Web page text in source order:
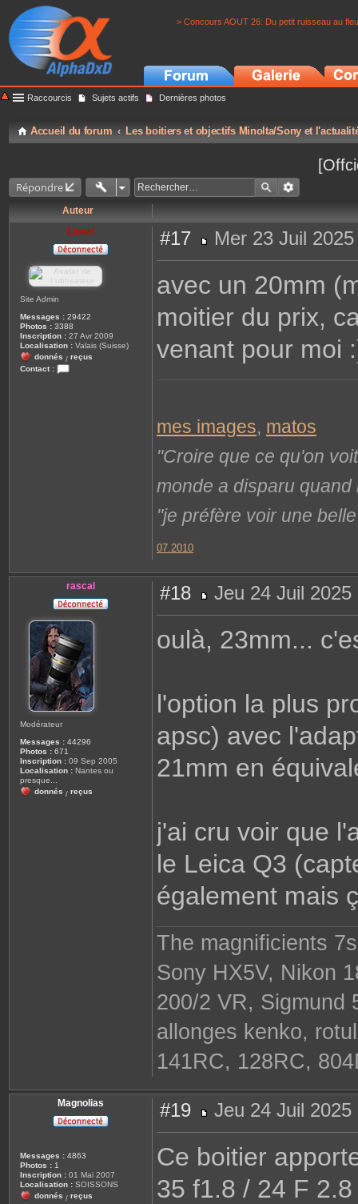
> Concours AOUT 26: Du petit ruisseau au
Raccourcis Sujets actifs Dernières photos
Accueil du forum Les boitiers et objectifs Minolta/Sony et
Répondre
Auteur
Lionel
Site Admin
Messages : 29422
Photos : 3388
Inscription : 27 Avr 2009
Localisation : Valais (Suisse)
donnés / reçus
Contact :
#17
e
e
Mer 23 Juil
avec un 20mm
moitier du prix,
venant pour moi
mes images, matos
"Croire que ce qu'on
monde a disparu quand
"je préfère voir une
07.2010
rascal
Modérateur
Messages : 44296
Photos : 671
Inscription : 09 Sep 2005
Localisation : Nantes ou
presque...
donnés / reçus
#18
e
g
Jeu 24 Juil 2025
oulà, 23mm...
l'option la plus
apsc) avec
21mm en
j'ai cru voir que
le Leica Q3
également mais
The magnificients
Sony HX5V, Nikon
200/2 VR, Sigmund
allonges kenko,
141RC, 128RC,
Magnolias
Messages : 4863
Photos : 1
Inscription : 01 Mai 2007
Localisation : SOISSONS
donnés / reçus
#19
e
a
Jeu 24 Juil 2025
Ce boitier
35 f1.8 / 24 F